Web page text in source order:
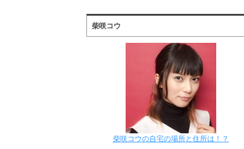
柴咲コウ
柴咲コウの自宅の場所と住所は！？